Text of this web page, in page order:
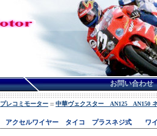
お問い合わせ
プレコミモーター :: 中華ヴェクスター AN125 AN150
アクセルワイヤー タイコ プラスネジ式